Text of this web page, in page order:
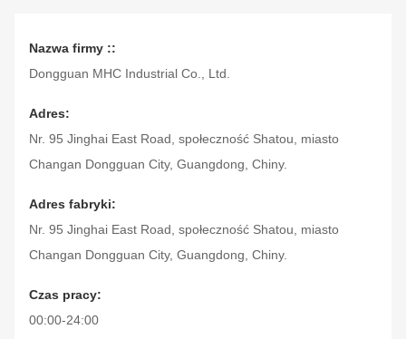
Nazwa firmy ::
Dongguan MHC Industrial Co., Ltd.
Adres:
Nr. 95 Jinghai East Road, społeczność Shatou, miasto
Changan Dongguan City, Guangdong, Chiny.
Adres fabryki:
Nr. 95 Jinghai East Road, społeczność Shatou, miasto
Changan Dongguan City, Guangdong, Chiny.
Czas pracy:
00:00-24:00